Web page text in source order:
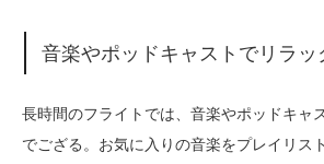
音楽やポッドキャストでリラッ
長時間のフライトでは、音楽やポッドキャ
でござる。お気に入りの音楽をプレイリス